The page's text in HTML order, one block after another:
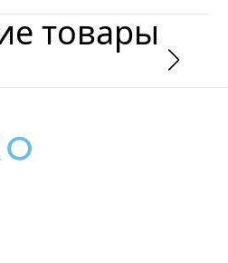
товары